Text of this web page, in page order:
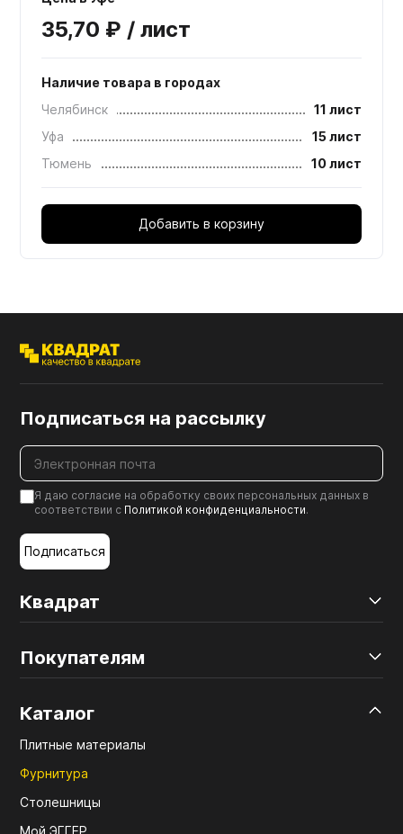
35,70 ₽ / лист
Наличие товара в городах
Челябинск
11 лист
Уфа
15 лист
Тюмень
10 лист
Добавить в корзину
Квадрат
Покупателям
Каталог
Плитные материалы
Фурнитура
Столешницы
Мой ЭГГЕР
Подписаться на рассылку
Я даю согласие на обработку своих персональных данных в
соответствии с Политикой конфиденциальности.
Подписаться